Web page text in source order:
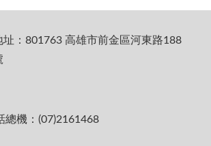
址：801763 高雄市前金區河東路188
總機：(07)2161468